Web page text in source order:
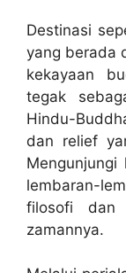
Destinasi
yang berada
kekayaan
tegak
Hindu-
dan relief
lembaran-
filosofi dan
zamannya.